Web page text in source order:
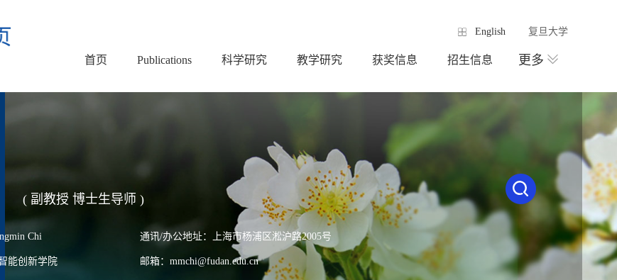
English 复旦大学
首页 Publications 科学研究 教学研究 获奖信息 招生信息 更多
( 副教授 博士生导师 )
Chi
能创新学院
通讯/办公地址：上海市杨浦区淞沪路2005号
邮箱：mmchi@fudan.edu.cn